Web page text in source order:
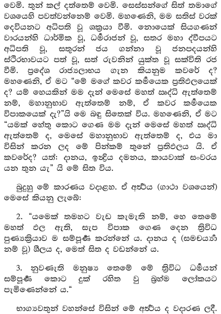
වෙමි. තුන් කල් දත්තෙම් වෙමි. සෙස්සන්ගේ සිත් තමාගේ
වශයෙහි පවත්වන්නෙම් වෙමි. මහණෙනි, මම සතිස් වරක්
දෙවියනට අධිපති වූ ශක්‍රයා වීමි. නොයෙක් සියගණන්
වාරයන්හි ධාර්මික වූ, ධර්‍මරාජන් වූ, සතර මහා ද්වීපයට
අධිපති වූ, සතුරන් ජය ගන්නා වූ ජනපදයන්හි
ස්ථිරභාවයට පත් වූ, සත් රුවනින් යුක්ත වූ සක්විති රජ
වීමි. ප්‍රදේශ රාජ්‍යලාභය ගැන කියනුම කවරේ ද?
මහණෙනි, ඒ මට “මේ මගේ කවර කර්‍මයෙක ප්‍රතිඵලයෙක්
ද? යම් හෙයකින් මම දැන් මෙසේ මහත් ඍද්ධි ඇත්තෙම්
නම්, මහානුභාව ඇත්තෙම් නම්, ඒ කවර කර්‍මයෙක
විපාකයෙක් දැ?”යි මෙ බඳු සිතෙක් විය. මහණෙනි, ඒ මට
“යමක් හේතු කොට ගෙණ මම දැන් මෙසේ මහත් ඍද්ධි
ඇත්තෙම් ද, මෙසේ මහානුභාව ඇත්තෙම් ද, එය මා
විසින් කරන ලද මේ පින්කම් තුනේ ප්‍රතිඵලය යි. ඒ
කවරේද? යත්: දානය, ඉන්‍ද්‍රිය දමනය, කායවාක් සංවරය
යන තුන යැ” යි මේ සිත විය.
බුදුහු මේ කාරණය වදාළහ. ඒ අර්‍ත්‍ථය (ගාථා වශයෙන්)
මෙසේ කියනු ලැබේ:
2. “යමෙක් තමහට වැඩ කැමැති නම්, හෙ තෙමේ
මහත් ඵල ඇති, සැප විපාක ගෙණ දෙන ත්‍රිවිධ
පුණ්‍යක්‍රියාව ම සම්පූර්‍ණ කරන්නේ ය. දානය ද (සමචර්‍ය්‍යා
නම් වූ) ශීලය ද, මෙත් සිත ද වඩන්නේ ය.
3. නුවණැති මනුෂ්‍ය තෙමේ මේ ත්‍රිවිධ ධර්‍මයන්
සම්පූර්‍ණ කොට දුක් රහිත වු බ්‍රහ්ම ලෝකයට
පැමිණෙන්නේ ය.“
භාග්‍යවතුන් වහන්සේ විසින් මේ අර්‍ත්‍ථය ද වදාරණ ලදී.